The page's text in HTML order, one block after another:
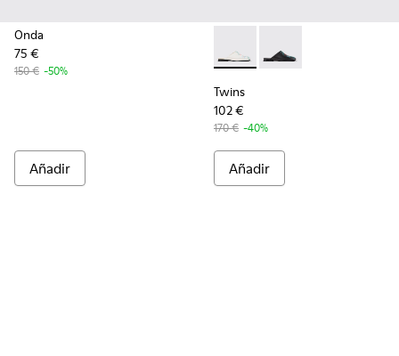
Onda
75 €
150 € -50%
Añadir
Twins - K201750-002 -
Twins - K201750-
Twins
102 €
170 € -40%
Añadir